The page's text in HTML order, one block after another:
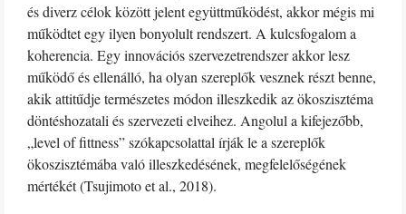
és diverz célok között jelent együttműködést, akkor mégis mi
működtet egy ilyen bonyolult rendszert. A kulcsfogalom a
koherencia. Egy innovációs szervezetrendszer akkor lesz
működő és ellenálló, ha olyan szereplők vesznek részt benne,
akik attitűdje természetes módon illeszkedik az ökoszisztéma
döntéshozatali és szervezeti elveihez. Angolul a kifejezőbb,
„level of fittness” szókapcsolattal írják le a szereplők
ökoszisztémába való illeszkedésének, megfelelőségének
mértékét (Tsujimoto et al., 2018).